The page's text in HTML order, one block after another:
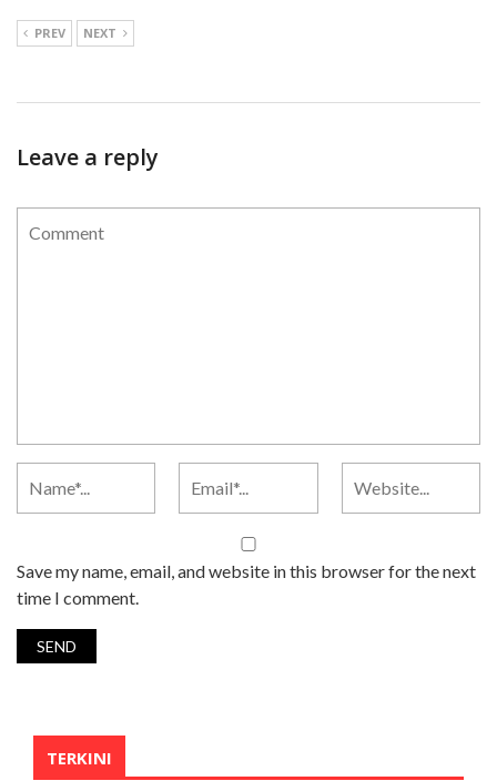
PREV NEXT
Leave a reply
Save my name, email, and website in this browser for the next
time I comment.
TERKINI